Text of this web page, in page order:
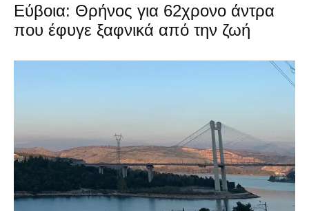
Εύβοια: Θρήνος για 62χρονο άντρα
που έφυγε ξαφνικά από την ζωή